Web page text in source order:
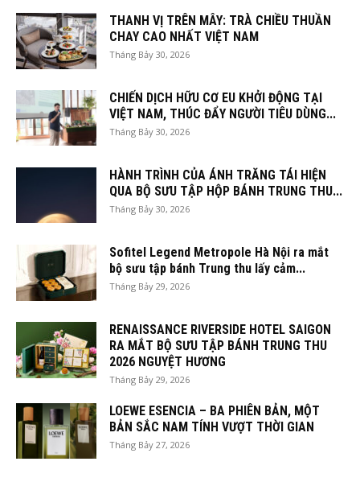
THANH VỊ TRÊN MÂY: TRÀ CHIỀU THUẦN
CHAY CAO NHẤT VIỆT NAM
Tháng Bảy 30, 2026
CHIẾN DỊCH HỮU CƠ EU KHỞI ĐỘNG TẠI
VIỆT NAM, THÚC ĐẨY NGƯỜI TIÊU DÙNG...
Tháng Bảy 30, 2026
HÀNH TRÌNH CỦA ÁNH TRĂNG TÁI HIỆN
QUA BỘ SƯU TẬP HỘP BÁNH TRUNG THU...
Tháng Bảy 30, 2026
Sofitel Legend Metropole Hà Nội ra mắt
bộ sưu tập bánh Trung thu lấy cảm...
Tháng Bảy 29, 2026
RENAISSANCE RIVERSIDE HOTEL SAIGON
RA MẮT BỘ SƯU TẬP BÁNH TRUNG THU
2026 NGUYỆT HƯƠNG
Tháng Bảy 29, 2026
LOEWE ESENCIA – BA PHIÊN BẢN, MỘT
BẢN SẮC NAM TÍNH VƯỢT THỜI GIAN
Tháng Bảy 27, 2026